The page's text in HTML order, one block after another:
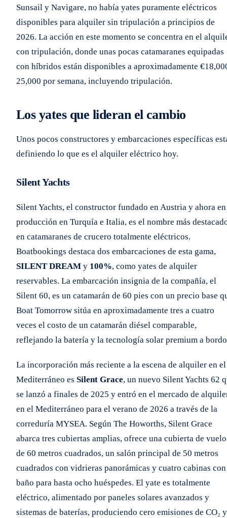
Sunsail y Navigare, no había yates puramente eléctricos
disponibles para alquiler sin tripulación a principios de
2026. La acción en este momento se concentra en el
con tripulación, donde unas pocas catamaranes equipadas
con híbridos están disponibles a aproximadamente
25,000 por semana, incluyendo tripulación.
Los yates que lideran el cambio
Unos pocos constructores y embarcaciones específicas
definiendo lo que es el alquiler eléctrico hoy.
Silent Yachts
Silent Yachts, el constructor fundado en Austria y ahora en
producción en Turquía e Italia, es el nombre más
en catamaranes de crucero totalmente eléctricos.
Boatbookings destaca dos embarcaciones de esta gama,
SILENT DREAM y 100%, como yates de alquiler
reservables. La embarcación insignia de la compañía, el
Silent 60, es un catamarán de 60 pies con un precio base
Boat Tomorrow sitúa en aproximadamente tres a cuatro
veces el costo de un catamarán diésel comparable,
reflejando la batería y la tecnología solar premium a
La incorporación más reciente a la escena de alquiler en el
Mediterráneo es Silent Grace, un nuevo Silent Yachts 62
se lanzó a finales de 2025 y entró en el mercado de
en el Mediterráneo para el verano de 2026 a través de la
correduría MYSEA. Según The Howorths, Silent Grace
abarca tres cubiertas amplias, ofrece una cubierta de vuelo
de 60 metros cuadrados, un salón principal de 50 metros
cuadrados con vidrieras panorámicas y cuatro cabinas con
baño para hasta ocho huéspedes. El yate es totalmente
eléctrico, alimentado por paneles solares avanzados y
sistemas de baterías, produciendo cero emisiones de CO₂ y